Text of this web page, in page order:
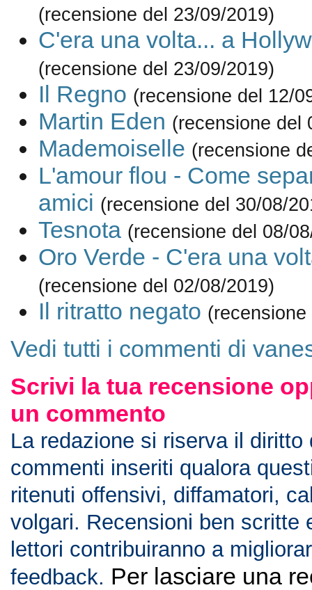
(recensione del 23/09/2019)
C'era una volta... a
(recensione del 23/09/2019)
Il Regno (recensione del 12/
Martin Eden (recensione del
Mademoiselle (recensione
L'amour flou - Come
amici (recensione del 30/08/
Tesnota (recensione del 08/
Oro Verde - C'era una
(recensione del 02/08/2019)
Il ritratto negato
Vedi tutti i commenti di
Scrivi la tua recensione
un commento
La redazione si riserva il diritto
commenti inseriti qualora
ritenuti offensivi, diffamatori,
volgari. Recensioni ben scritte
lettori contribuiranno a
feedback. Per lasciare una